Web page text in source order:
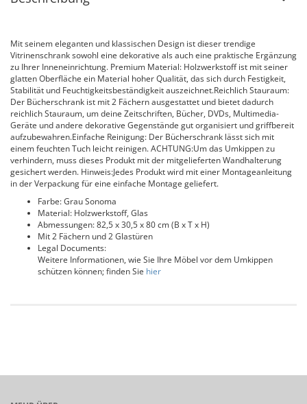
Mit seinem eleganten und klassischen Design ist dieser trendige
Vitrinenschrank sowohl eine dekorative als auch eine praktische Ergänzung
zu Ihrer Inneneinrichtung. Premium Material: Holzwerkstoff ist mit seiner
glatten Oberfläche ein Material hoher Qualität, das sich durch Festigkeit,
Stabilität und Feuchtigkeitsbeständigkeit auszeichnet.Reichlich Stauraum:
Der Bücherschrank ist mit 2 Fächern ausgestattet und bietet dadurch
reichlich Stauraum, um deine Zeitschriften, Bücher, DVDs, Multimedia-
Geräte und andere dekorative Gegenstände gut organisiert und griffbereit
aufzubewahren.Einfache Reinigung: Der Bücherschrank lässt sich mit
einem feuchten Tuch leicht reinigen. ACHTUNG:Um das Umkippen zu
verhindern, muss dieses Produkt mit der mitgelieferten Wandhalterung
gesichert werden. Hinweis:Jedes Produkt wird mit einer Montageanleitung
in der Verpackung für eine einfache Montage geliefert.
Farbe: Grau Sonoma
Material: Holzwerkstoff, Glas
Abmessungen: 82,5 x 30,5 x 80 cm (B x T x H)
Mit 2 Fächern und 2 Glastüren
Legal Documents:
Weitere Informationen, wie Sie Ihre Möbel vor dem Umkippen
schützen können; finden Sie hier